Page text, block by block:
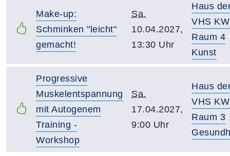
Make-up:
Schminken "leicht"
gemacht!
Sa.
10.04.2027,
13:30 Uhr
Haus
VHS
Raum 4
Kunst
Progressive
Muskelentspannung
mit Autogenem
Training -
Workshop
Sa.
17.04.2027,
9:00 Uhr
Haus
VHS
Raum 3